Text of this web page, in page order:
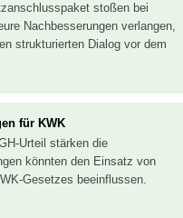
stoßen bei
Nachbesserungen verlangen,
strukturierten Dialog vor dem
für KWK
Urteil stärken die
könnten den Einsatz von
Gesetzes beeinflussen.